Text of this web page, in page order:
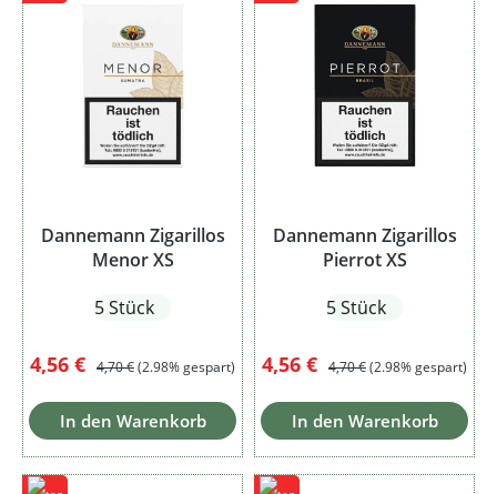
Dannemann Zigarillos
Menor XS
5 Stück
Verkaufspreis:
4,56 € Regulärer Preis:
4,70 €(2.98% gespart)
In den Warenkorb
Dannemann Zigarillos
Pierrot XS
5 Stück
Verkaufspreis:
4,56 € Regulärer Preis:
4,70 €(2.98% gespart)
In den Warenkorb